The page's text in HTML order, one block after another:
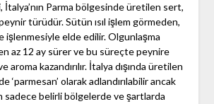
İtalya’nın Parma bölgesinde üretilen sert,
peynir türüdür. Sütün ısıl işlem görmeden,
işlenmesiyle elde edilir. Olgunlaşma
az 12 ay sürer ve bu süreçte peynire
kazandırılır. İtalya dışında üretilen
‘parmesan’ olarak adlandırılabilir ancak
sadece belirli bölgelerde ve şartlarda